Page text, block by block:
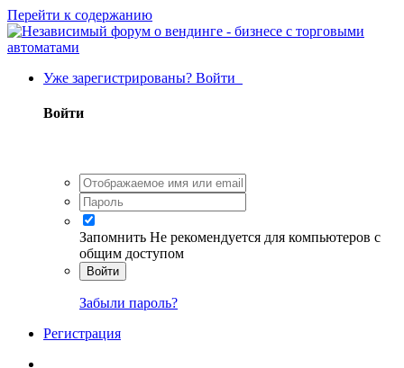
Перейти к содержанию
Уже зарегистрированы? Войти
Войти
Запомнить Не рекомендуется для компьютеров с
общим доступом
Войти
Забыли пароль?
Регистрация